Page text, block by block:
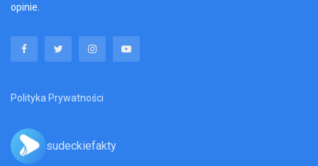
opinie.
Polityka Prywatności
sudeckiefakty